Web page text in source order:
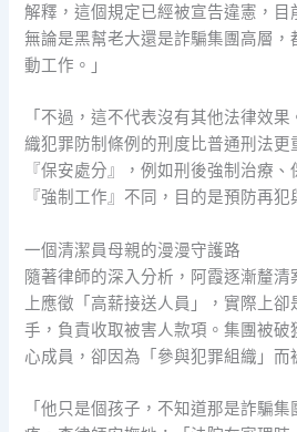
解釋，這個規定已經被宣告違憲，目
無論是黑幫老大還是詐騙集團高層
動工作。」
「不過，這不代表沒有其他法律效
織犯罪防制條例的刑度比普通刑法更
『保安處分』，例如刑後強制治療
『強制工作』不同，目的是預防再犯
一個清潔員母親的漫漫守護路
隨著律師的深入分析，阿霞逐漸釐
上應徵「高薪接送人員」，實際上
手，負責收取被害人款項。集團被破
心成員，卻因為「參與犯罪組織」而
「他只是個孩子，不知道那是詐騙